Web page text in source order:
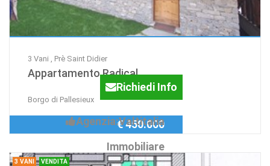
3 Vani , Prè Saint Didier
Appartamento Radical
Borgo di Pallesieux
Richiedi Info
Agenzia:Valtitalia
Immobiliare
€ 450.000
3 VANI VENDITA